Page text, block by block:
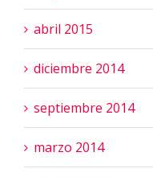
abril 2015
diciembre 2014
septiembre 2014
marzo 2014